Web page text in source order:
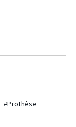
#Prothèse